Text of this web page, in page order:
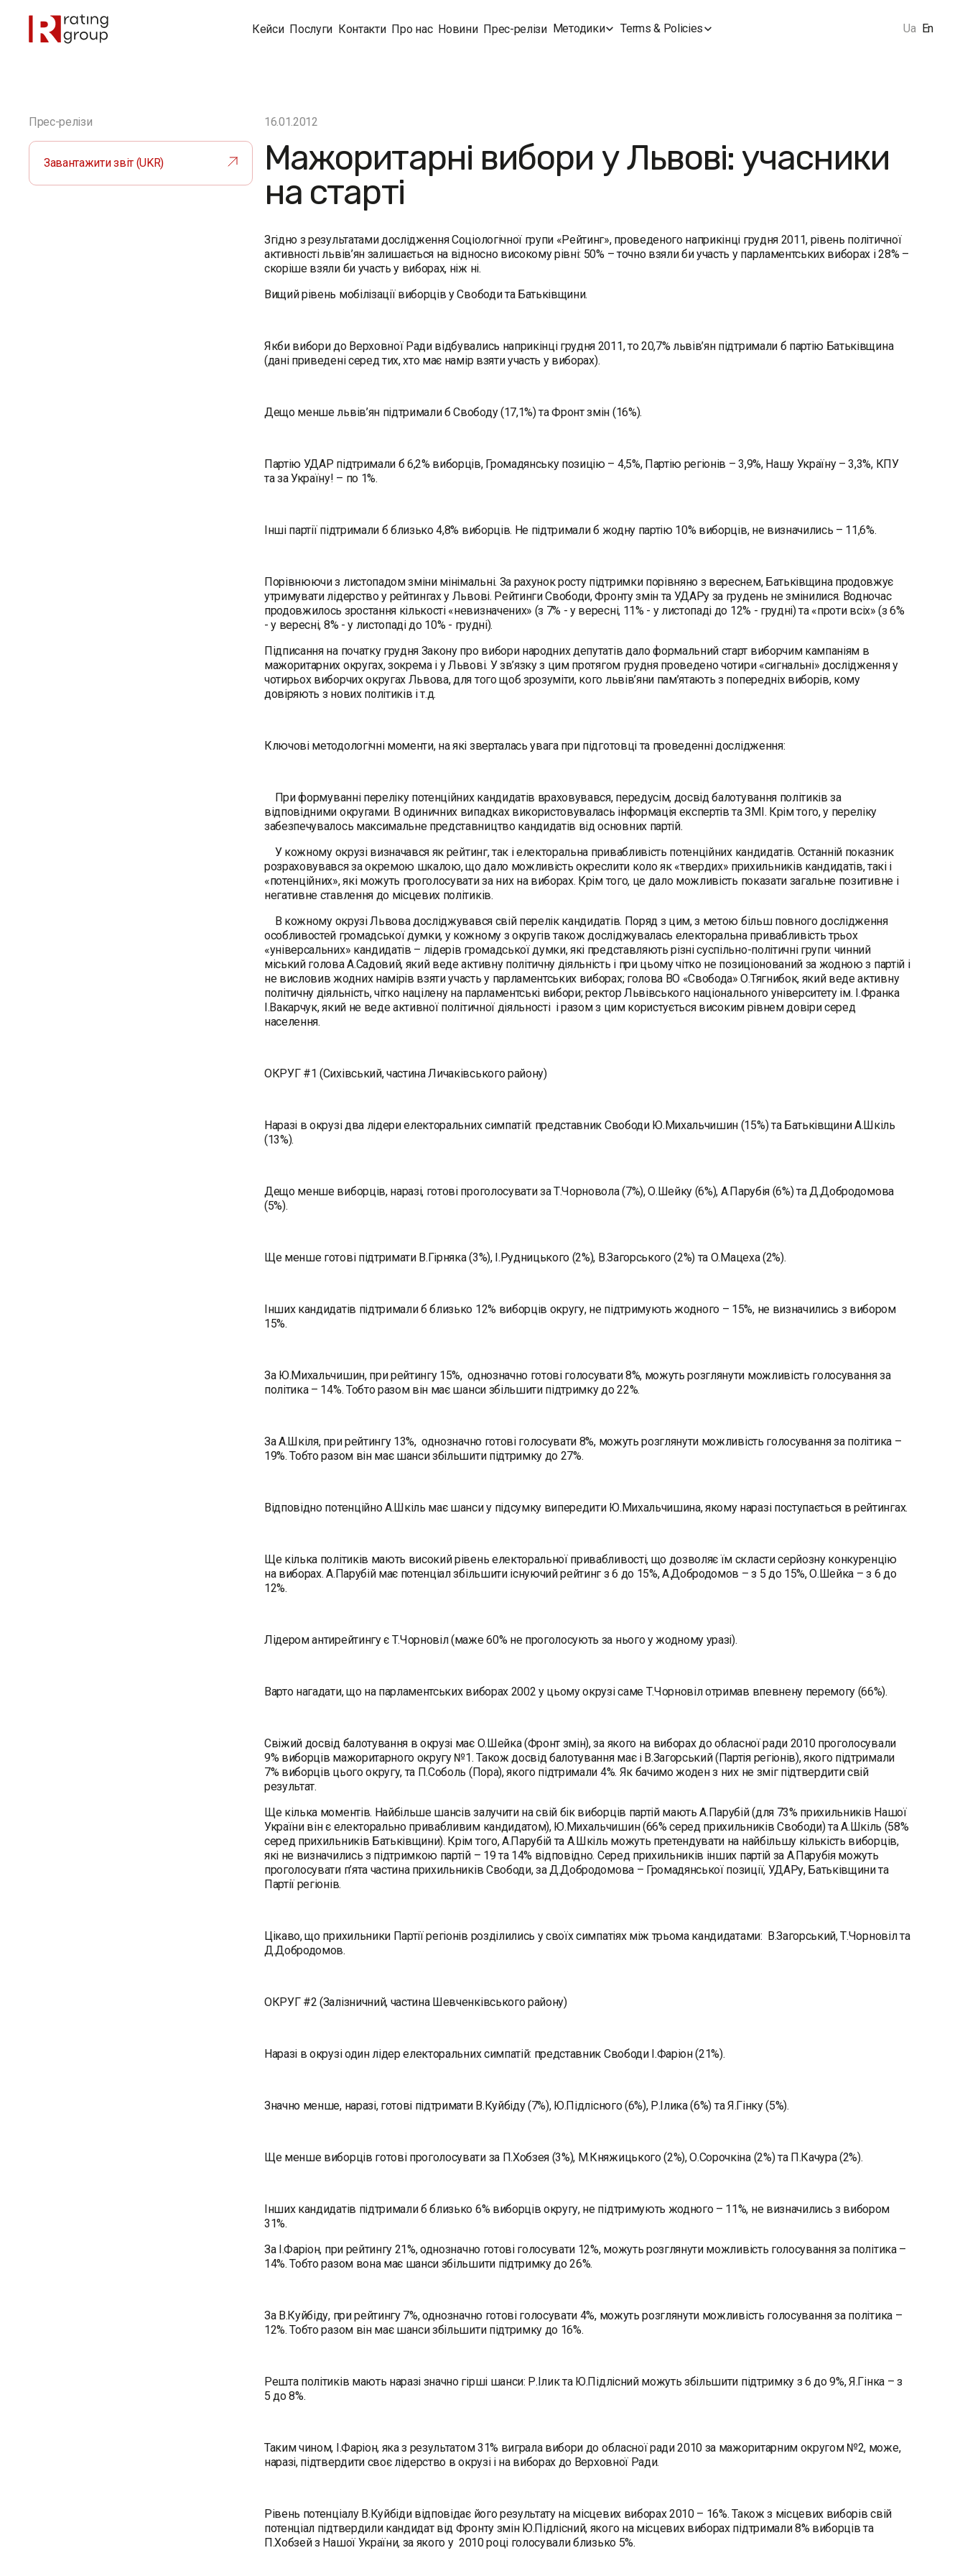
Кейси Послуги Контакти Про нас Новини Прес-релізи Методики Terms & Policies Ua En
Прес-релізи
Завантажити звіт (UKR)
16.01.2012
Мажоритарні вибори у Львові: учасники
на старті
Згідно з результатами дослідження Соціологічної групи «Рейтинг», проведеного наприкінці грудня 2011, рівень політичної
активності львів’ян залишається на відносно високому рівні: 50% – точно взяли би участь у парламентських виборах і 28% –
скоріше взяли би участь у виборах, ніж ні.
Вищий рівень мобілізації виборців у Свободи та Батьківщини.
Якби вибори до Верховної Ради відбувались наприкінці грудня 2011, то 20,7% львів’ян підтримали б партію Батьківщина
(дані приведені серед тих, хто має намір взяти участь у виборах).
Дещо менше львів’ян підтримали б Свободу (17,1%) та Фронт змін (16%).
Партію УДАР підтримали б 6,2% виборців, Громадянську позицію – 4,5%, Партію регіонів – 3,9%, Нашу Україну – 3,3%, КПУ
та за Україну! – по 1%.
Інші партії підтримали б близько 4,8% виборців. Не підтримали б жодну партію 10% виборців, не визначились – 11,6%.
Порівнюючи з листопадом зміни мінімальні. За рахунок росту підтримки порівняно з вереснем, Батьківщина продовжує
утримувати лідерство у рейтингах у Львові. Рейтинги Свободи, Фронту змін та УДАРу за грудень не змінилися. Водночас
продовжилось зростання кількості «невизначених» (з 7% - у вересні, 11% - у листопаді до 12% - грудні) та «проти всіх» (з 6%
- у вересні, 8% - у листопаді до 10% - грудні).
Підписання на початку грудня Закону про вибори народних депутатів дало формальний старт виборчим кампаніям в
мажоритарних округах, зокрема і у Львові. У зв’язку з цим протягом грудня проведено чотири «сигнальні» дослідження у
чотирьох виборчих округах Львова, для того щоб зрозуміти, кого львів’яни пам’ятають з попередніх виборів, кому
довіряють з нових політиків і т.д.
Ключові методологічні моменти, на які зверталась увага при підготовці та проведенні дослідження:
При формуванні переліку потенційних кандидатів враховувався, передусім, досвід балотування політиків за
відповідними округами. В одиничних випадках використовувалась інформація експертів та ЗМІ. Крім того, у переліку
забезпечувалось максимальне представництво кандидатів від основних партій.
У кожному окрузі визначався як рейтинг, так і електоральна привабливість потенційних кандидатів. Останній показник
розраховувався за окремою шкалою, що дало можливість окреслити коло як «твердих» прихильників кандидатів, такі і
«потенційних», які можуть проголосувати за них на виборах. Крім того, це дало можливість показати загальне позитивне і
негативне ставлення до місцевих політиків.
В кожному окрузі Львова досліджувався свій перелік кандидатів. Поряд з цим, з метою більш повного дослідження
особливостей громадської думки, у кожному з округів також досліджувалась електоральна привабливість трьох
«універсальних» кандидатів – лідерів громадської думки, які представляють різні суспільно-політичні групи: чинний
міський голова А.Садовий, який веде активну політичну діяльність і при цьому чітко не позиціонований за жодною з партій і
не висловив жодних намірів взяти участь у парламентських виборах; голова ВО «Свобода» О.Тягнибок, який веде активну
політичну діяльність, чітко націлену на парламентські вибори; ректор Львівського національного університету ім. І.Франка
І.Вакарчук, який не веде активної політичної діяльності і разом з цим користується високим рівнем довіри серед
населення.
ОКРУГ #1 (Сихівський, частина Личаківського району)
Наразі в окрузі два лідери електоральних симпатій: представник Свободи Ю.Михальчишин (15%) та Батьківщини А.Шкіль
(13%).
Дещо менше виборців, наразі, готові проголосувати за Т.Чорновола (7%), О.Шейку (6%), А.Парубія (6%) та Д.Добродомова
(5%).
Ще менше готові підтримати В.Гірняка (3%), І.Рудницького (2%), В.Загорського (2%) та О.Мацеха (2%).
Інших кандидатів підтримали б близько 12% виборців округу, не підтримують жодного – 15%, не визначились з вибором
15%.
За Ю.Михальчишин, при рейтингу 15%, однозначно готові голосувати 8%, можуть розглянути можливість голосування за
політика – 14%. Тобто разом він має шанси збільшити підтримку до 22%.
За А.Шкіля, при рейтингу 13%, однозначно готові голосувати 8%, можуть розглянути можливість голосування за політика –
19%. Тобто разом він має шанси збільшити підтримку до 27%.
Відповідно потенційно А.Шкіль має шанси у підсумку випередити Ю.Михальчишина, якому наразі поступається в рейтингах.
Ще кілька політиків мають високий рівень електоральної привабливості, що дозволяє їм скласти серйозну конкуренцію
на виборах. А.Парубій має потенціал збільшити існуючий рейтинг з 6 до 15%, А.Добродомов – з 5 до 15%, О.Шейка – з 6 до
12%.
Лідером антирейтингу є Т.Чорновіл (маже 60% не проголосують за нього у жодному уразі).
Варто нагадати, що на парламентських виборах 2002 у цьому окрузі саме Т.Чорновіл отримав впевнену перемогу (66%).
Свіжий досвід балотування в окрузі має О.Шейка (Фронт змін), за якого на виборах до обласної ради 2010 проголосували
9% виборців мажоритарного округу №1. Також досвід балотування має і В.Загорський (Партія регіонів), якого підтримали
7% виборців цього округу, та П.Соболь (Пора), якого підтримали 4%. Як бачимо жоден з них не зміг підтвердити свій
результат.
Ще кілька моментів. Найбільше шансів залучити на свій бік виборців партій мають А.Парубій (для 73% прихильників Нашої
України він є електорально привабливим кандидатом), Ю.Михальчишин (66% серед прихильників Свободи) та А.Шкіль (58%
серед прихильників Батьківщини). Крім того, А.Парубій та А.Шкіль можуть претендувати на найбільшу кількість виборців,
які не визначились з підтримкою партій – 19 та 14% відповідно. Серед прихильників інших партій за А.Парубія можуть
проголосувати п’ята частина прихильників Свободи, за Д.Добродомова – Громадянської позиції, УДАРу, Батьківщини та
Партії регіонів.
Цікаво, що прихильники Партії регіонів розділились у своїх симпатіях між трьома кандидатами: В.Загорський, Т.Чорновіл та
Д.Добродомов.
ОКРУГ #2 (Залізничний, частина Шевченківського району)
Наразі в окрузі один лідер електоральних симпатій: представник Свободи І.Фаріон (21%).
Значно менше, наразі, готові підтримати В.Куйбіду (7%), Ю.Підлісного (6%), Р.Ілика (6%) та Я.Гінку (5%).
Ще менше виборців готові проголосувати за П.Хобзея (3%), М.Княжицького (2%), О.Сорочкіна (2%) та П.Качура (2%).
Інших кандидатів підтримали б близько 6% виборців округу, не підтримують жодного – 11%, не визначились з вибором
31%.
За І.Фаріон, при рейтингу 21%, однозначно готові голосувати 12%, можуть розглянути можливість голосування за політика –
14%. Тобто разом вона має шанси збільшити підтримку до 26%.
За В.Куйбіду, при рейтингу 7%, однозначно готові голосувати 4%, можуть розглянути можливість голосування за політика –
12%. Тобто разом він має шанси збільшити підтримку до 16%.
Решта політиків мають наразі значно гірші шанси: Р.Ілик та Ю.Підлісний можуть збільшити підтримку з 6 до 9%, Я.Гінка – з
5 до 8%.
Таким чином, І.Фаріон, яка з результатом 31% виграла вибори до обласної ради 2010 за мажоритарним округом №2, може,
наразі, підтвердити своє лідерство в окрузі і на виборах до Верховної Ради.
Рівень потенціалу В.Куйбіди відповідає його результату на місцевих виборах 2010 – 16%. Також з місцевих виборів свій
потенціал підтвердили кандидат від Фронту змін Ю.Підлісний, якого на місцевих виборах підтримали 8% виборців та
П.Хобзей з Нашої України, за якого у 2010 році голосували близько 5%.